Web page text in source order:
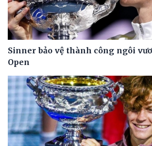
Sinner bảo vệ thành công ngôi
Open